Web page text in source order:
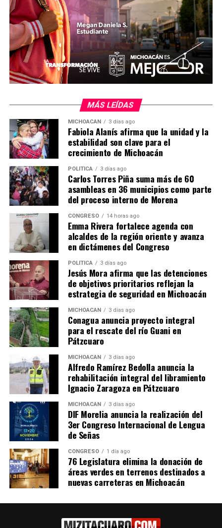
para Profesionales
​La nuevaMacBook Pro de 14 pulgadases la primera
en incorporar el chip M5 en su configuración base.
Manteniendo su aclamado diseño, el portátil ahora
promete una eficiencia y velocidad sin precedentes para
desarrolladores, creativos y analistas de datos. Apple
asegura que el rendimiento en tareas de IA es hasta 86
veces más rápido que los modelos basados en Intel.
La máquina cuenta con una pantalla Liquid Retina XDR
y ofrece una autonomía de hasta 24 horas. Ya está
disponible en preventa en México, con precios que
inician en los$35,499 pesos para el modelo con 16 GB
de memoria unificada y 512 GB de almacenamiento SSD.
La venta oficial comenzará el 22 de octubre.
​iPad Pro con M5: La Tablet Más
Potente se Vuelve Más Inteligente
​EliPad Protambién recibe una importante
actualización de poder gracias al M5. Disponible en sus
tradicionales tamaños de 11 y 13 pulgadas, el dispositivo
ahora es capaz de ejecutar modelos de lenguaje extenso
generación de imágenes por IA en aplicaciones como
MÁS LEÍDAS
MICHOACÁN 3 días ago
Fabiola Alanís afirma que la unidad y la
estabilidad son clave para el
crecimiento de Michoacán
POLÍTICA 3 días ago
Carlos Torres Piña suma más de 60
asambleas en 36 municipios como parte
del proceso interno de Morena
CONGRESO 14 horas ago
Emma Rivera fortalece agenda con
alcaldes de la región oriente y avanza
en dictámenes del Congreso
POLÍTICA 3 días ago
Jesús Mora afirma que las detenciones
de objetivos prioritarios reflejan la
estrategia de seguridad en Michoacán
MICHOACÁN 3 días ago
Conagua anuncia proyecto integral
para el rescate del río Guani en
Pátzcuaro
MICHOACÁN 3 días ago
Alfredo Ramírez Bedolla anuncia la
rehabilitación integral del libramiento
Ignacio Zaragoza en Pátzcuaro
MICHOACÁN 3 días ago
DIF Morelia anuncia la realización del
3er Congreso Internacional de Lengua
de Señas
CONGRESO 1 día ago
76 Legislatura elimina la donación de
áreas verdes en terrenos destinados a
nuevas carreteras en Michoacán